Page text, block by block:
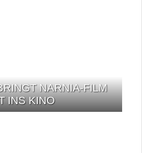
NARNIA-FILM
INS KINO